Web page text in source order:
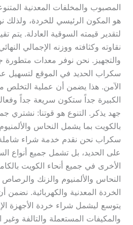
المصبوب والمخلفات المعدنية
هو المكون الرئيسي للخردة، ولذلك
لتقدير قيمته السوقية العادلة. يتم
نقاوته وكثافته ووزنه الإجمالي
والتجهيز. نحن نوفر معدات متطورة
سكراب الحديد في الموقع لتسهيل
الآمن. هذا يضمن أن عملية التخلص
الكبيرة جداً ستكون سريعة جداً
جهد يذكر. التنوع هو قوتنا: نشتري
بالكويت بما يشمل النحاس
سكراب نحن نقدم خدمة شراء
على الحديد، بل تشمل جميع أنواع
الأخرى في جميع أنحاء الكويت
النحاس والألمنيوم والزنك
الخردة المعدنية والكهربائية.
يتوسع ليشمل شراء خردة الأجهزة
والمكيفات المستعملة والتالفة وغير